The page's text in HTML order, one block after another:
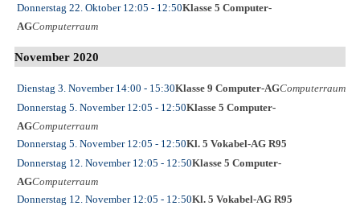
Donnerstag 22. Oktober12:05 - 12:50Klasse 5 Computer-
AGComputerraum
November 2020
Dienstag 3. November14:00 - 15:30Klasse 9 Computer-AGComputerraum
Donnerstag 5. November12:05 - 12:50Klasse 5 Computer-
AGComputerraum
Donnerstag 5. November12:05 - 12:50Kl. 5 Vokabel-AG R95
Donnerstag 12. November12:05 - 12:50Klasse 5 Computer-
AGComputerraum
Donnerstag 12. November12:05 - 12:50Kl. 5 Vokabel-AG R95